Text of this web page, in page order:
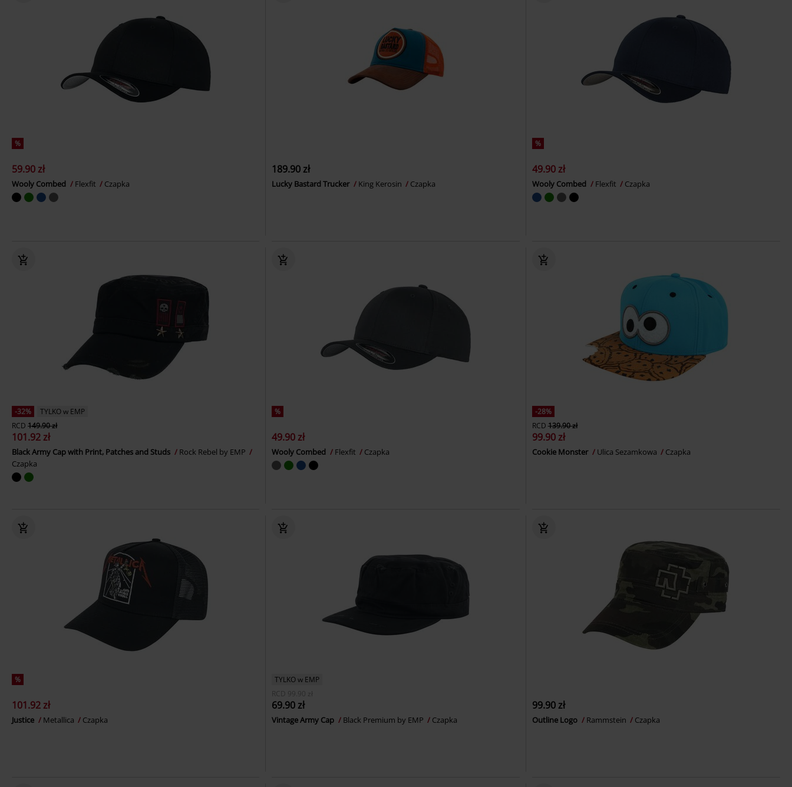
%
59.90 zł
Wooly Combed Flexfit Czapka
189.90 zł
Lucky Bastard Trucker King Kerosin Czapka
%
49.90 zł
Wooly Combed Flexfit Czapka
-32%
TYLKO w EMP
RCD 149.90 zł
101.92 zł
Black Army Cap with Print, Patches and Studs
Rock Rebel by EMP
Czapka
%
49.90 zł
Wooly Combed Flexfit Czapka
-28%
RCD 139.90 zł
99.90 zł
Cookie Monster Ulica Sezamkowa Czapka
%
101.92 zł
Justice Metallica Czapka
TYLKO w EMP
RCD 99.90 zł
69.90 zł
Vintage Army Cap Black Premium by EMP Czapka
99.90 zł
Outline Logo Rammstein Czapka